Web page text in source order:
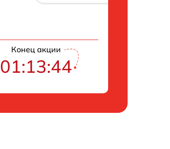
Конец акции
01:13:43